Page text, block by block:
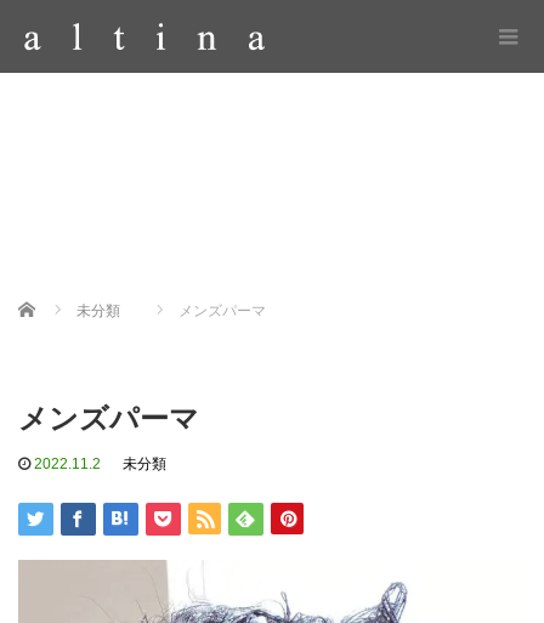
Home 未分類 メンズパーマ
メンズパーマ
2022.11.2 未分類